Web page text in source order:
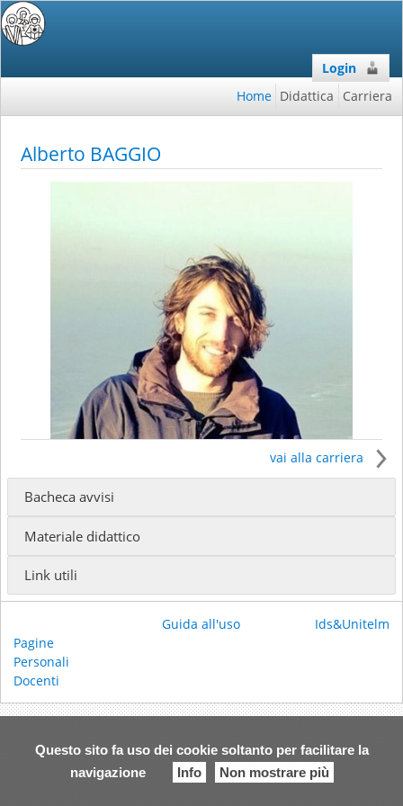
Questo sito fa uso dei cookie soltanto per facilitare la
navigazione
Info Non mostrare più
Login
Home Didattica Carriera
Alberto BAGGIO
Baccalaureato in Scienze Religiose (Laurea in Scienze
in Scienze Religiose)
Ricevimento:
Email:
vai alla carriera
Bacheca avvisi
Materiale didattico
Link utili
Pagine
Personali
Docenti
Guida all'uso Ids&Unitelm